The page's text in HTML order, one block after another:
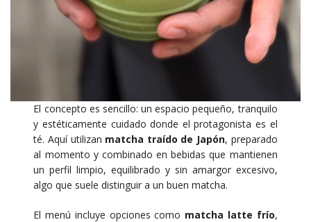
El concepto es sencillo: un espacio pequeño, tranquilo
y estéticamente cuidado donde el protagonista es el
té. Aquí utilizan matcha traído de Japón, preparado
al momento y combinado en bebidas que mantienen
un perfil limpio, equilibrado y sin amargor excesivo,
algo que suele distinguir a un buen matcha.
El menú incluye opciones como matcha latte frío,